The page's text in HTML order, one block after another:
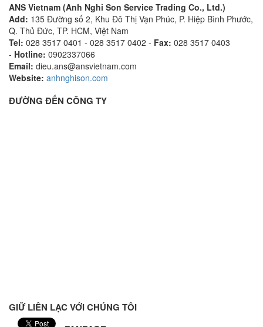
ANS Vietnam (Anh Nghi Son Service Trading Co., Ltd.)
Add: 135 Đường số 2, Khu Đô Thị Vạn Phúc, P. Hiệp Bình Phước,
Q. Thủ Đức, TP. HCM, Việt Nam
Tel: 028 3517 0401 - 028 3517 0402 - Fax: 028 3517 0403
- Hotline: 0902337066
Email: dieu.ans@ansvietnam.com
Website: anhnghison.com
ĐƯỜNG ĐẾN CÔNG TY
GIỮ LIÊN LẠC VỚI CHÚNG TÔI